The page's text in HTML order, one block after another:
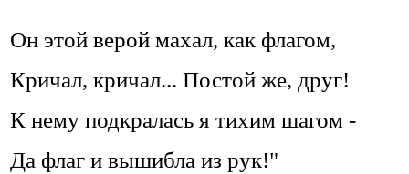
Он этой верой махал, как флагом,
Кричал, кричал... Постой же, друг!
К нему подкралась я тихим шагом -
Да флаг и вышибла из рук!"